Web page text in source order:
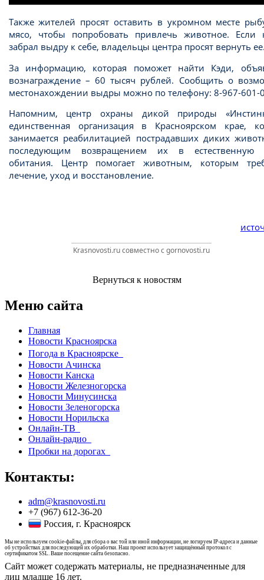
Также жителей просят оставить в укромном месте
мясо, чтобы попробовать привлечь животное. Если
забрал выдру к себе, владельцы центра просят вернуть
За информацию, которая поможет найти Кэди,
вознаграждение – 60 тысяч рублей. Сообщить о
местонахождении выдры можно по телефону: 8-967-601-
Напомним, центр охраны дикой природы
единственная организация в Красноярском крае,
занимается реабилитацией пострадавших диких
последующим возвращением их в естественную
обитания. Центр помогает животным, которым
лечение, уход и восстановление.
Krasnovosti.ru совместно с gornovosti.ru
Вернуться к новостям
Меню сайта
Главная
Новости Красноярска
Погода в Красноярске
Новости Ачинска
Новости Канска
Новости Железногорска
Новости Минусинска
Новости Зеленогорска
Новости Норильска
Онлайн-ТВ
Онлайн-радио
Пробки на дорогах
Контакты:
adm@krasnovosti.ru
+7 (967) 612-36-20
Россия, г. Красноярск
Мы не используем cookie-файлы, для сбора о вас той или иной информации, не логируем IP-адреса и данные
об устройствах для последующей их обработки. Наш проект использует защищённый протокол с
сертификатом SSL. Ваше посещение сайта безопасно.
Сайт может содержать материалы, не предназначенные для
лиц младше 16 лет.